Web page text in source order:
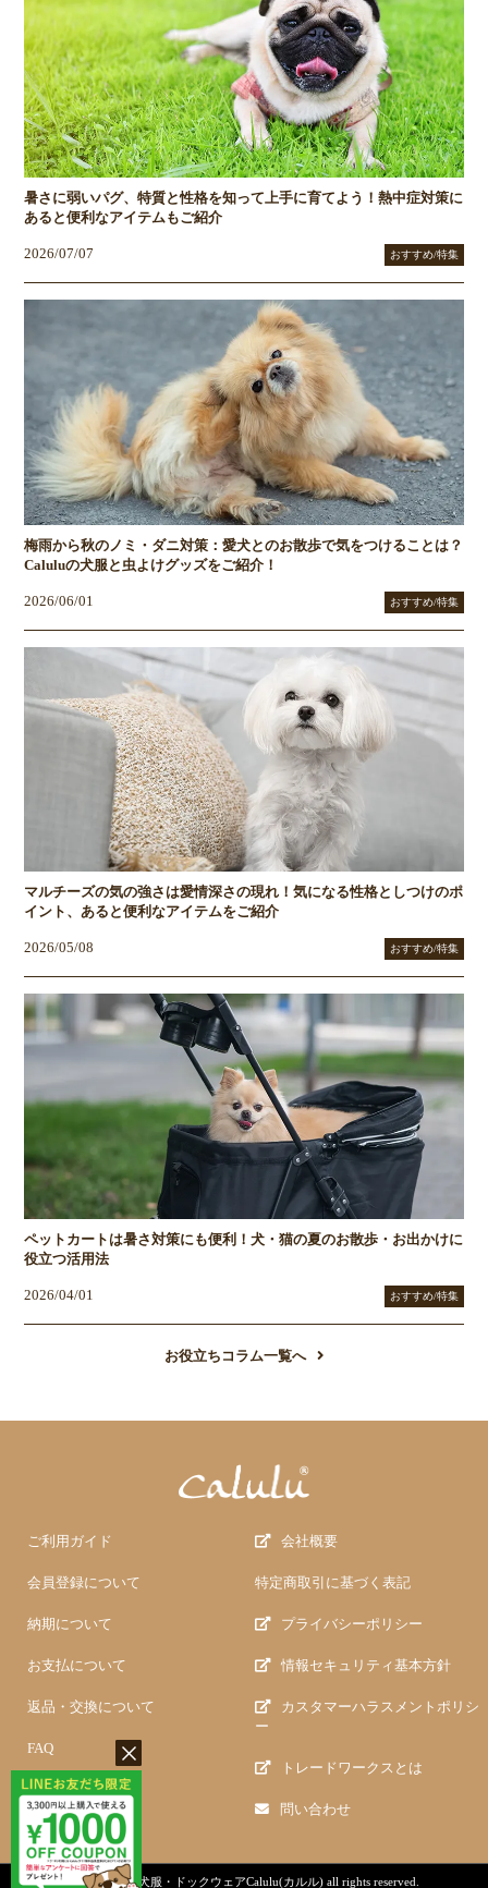
暑さに弱いパグ、特質と性格を知って上手に育てよう！熱中症対策に
あると便利なアイテムもご紹介
2026/07/07 おすすめ/特集
梅雨から秋のノミ・ダニ対策：愛犬とのお散歩で気をつけることは？
Caluluの犬服と虫よけグッズをご紹介！
2026/06/01 おすすめ/特集
マルチーズの気の強さは愛情深さの現れ！気になる性格としつけのポ
イント、あると便利なアイテムをご紹介
2026/05/08 おすすめ/特集
ペットカートは暑さ対策にも便利！犬・猫の夏のお散歩・お出かけに
役立つ活用法
2026/04/01 おすすめ/特集
お役立ちコラム一覧へ
ご利用ガイド
会員登録について
納期について
お支払について
返品・交換について
FAQ
会社概要
特定商取引に基づく表記
プライバシーポリシー
情報セキュリティ基本方針
カスタマーハラスメントポリシ
ー
トレードワークスとは
問い合わせ
copyright (c)犬服・ドックウェアCalulu(カルル) all rights reserved.